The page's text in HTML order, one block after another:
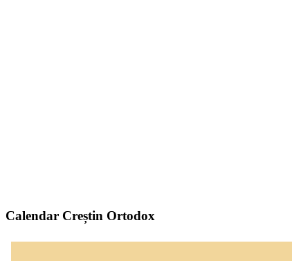
Calendar Creștin Ortodox